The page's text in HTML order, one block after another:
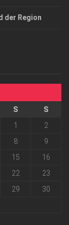
der Region
S
S
1
2
8
9
15
16
22
23
29
30